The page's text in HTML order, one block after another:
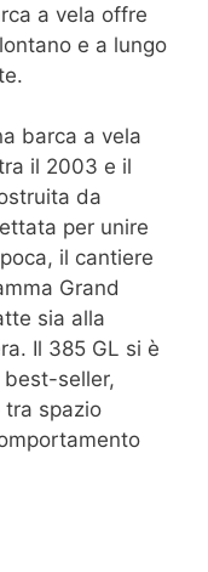
a vela offre
e a lungo
barca a vela
il 2003 e il
da
per unire
il cantiere
Grand
sia alla
Il 385 GL si è
seller,
tra spazio